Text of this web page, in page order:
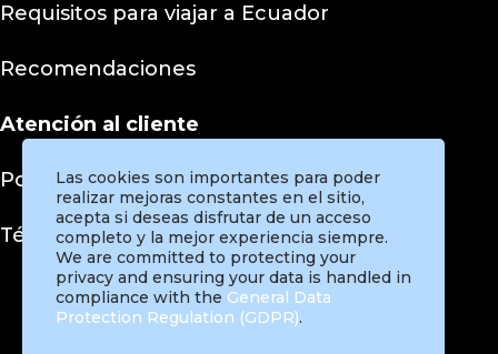
Requisitos para viajar a Ecuador
Recomendaciones
Atención al cliente
Políticas de privacidad
Términos y condiciones
Las cookies son importantes para poder
realizar mejoras constantes en el sitio,
acepta si deseas disfrutar de un acceso
completo y la mejor experiencia siempre.
We are committed to protecting your
privacy and ensuring your data is handled in
compliance with the General Data
Protection Regulation (GDPR).